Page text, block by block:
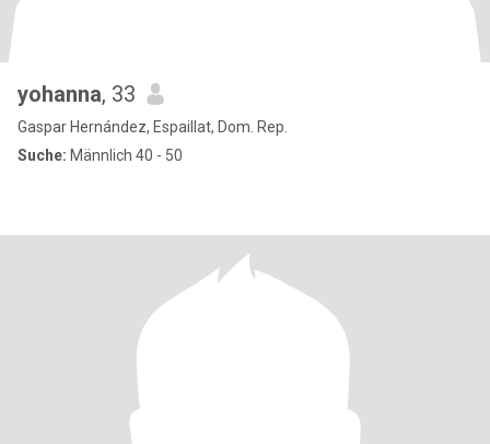
yohanna, 33
Gaspar Hernández, Espaillat, Dom. Rep.
Suche: Männlich 40 - 50